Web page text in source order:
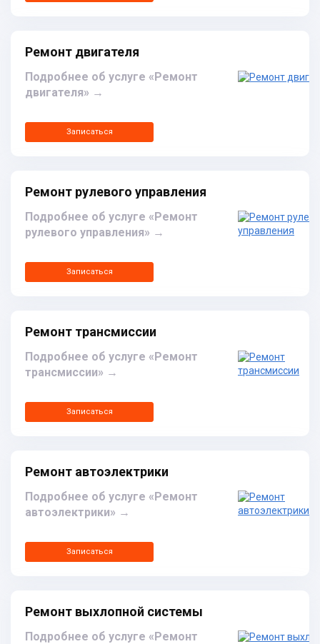
Ремонт двигателя
Подробнее об услуге «Ремонт
двигателя» →
Записаться
Ремонт рулевого управления
Подробнее об услуге «Ремонт
рулевого управления» →
Записаться
Ремонт трансмиссии
Подробнее об услуге «Ремонт
трансмиссии» →
Записаться
Ремонт автоэлектрики
Подробнее об услуге «Ремонт
автоэлектрики» →
Записаться
Ремонт выхлопной системы
Подробнее об услуге «Ремонт